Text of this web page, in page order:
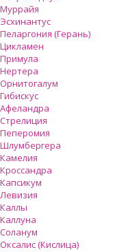
Муррайя
Эсхинантус
Пеларгония (Герань)
Цикламен
Примула
Нертера
Орнитогалум
Гибискус
Афеландра
Стрелиция
Пеперомия
Шлумбергера
Камелия
Кроссандра
Капсикум
Левизия
Каллы
Каллуна
Соланум
Оксалис (Кислица)